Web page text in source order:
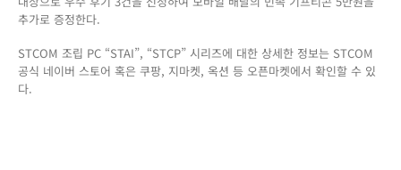
추가로 증정한다.
STCOM 조립 PC “STAI”, “STCP” 시리즈에 대한 상세한 정보는 STCOM
공식 네이버 스토어 혹은 쿠팡, 지마켓, 옥션 등 오픈마켓에서 확인할 수 있
다.